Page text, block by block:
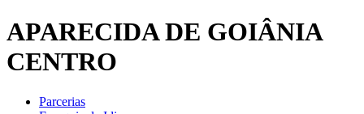
APARECIDA DE GOIÂNIA
CENTRO
Parcerias